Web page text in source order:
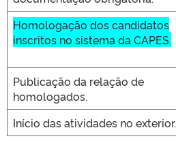
Homologação dos candidatos
inscritos no sistema da CAPES.
Publicação da relação de
homologados.
Início das atividades no exterior.